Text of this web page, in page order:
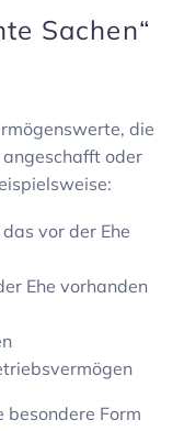
Sachen“
die
oder
vor der Ehe
Ehe vorhanden
Form